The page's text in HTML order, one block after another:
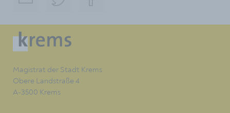
Magistrat der Stadt Krems
Obere Landstraße 4
A-3500 Krems